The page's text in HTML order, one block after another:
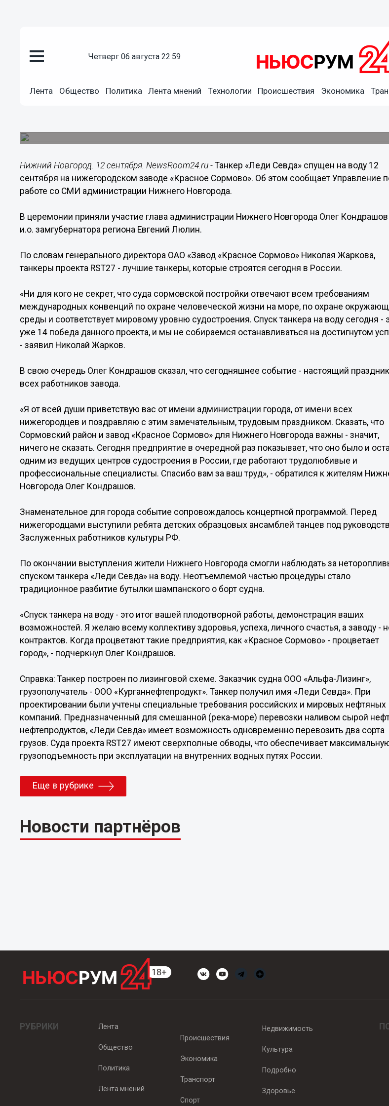
четверг 06 августа 22:59
Лента Общество Политика Лента мнений Технологии Происшествия Экономика
Танкер «Леди Севда» спущен на воду на нижегородском
Нижний Новгород. 12 сентября. NewsRoom24.ru -Танкер «Леди Севда» спущен на воду 12
сентября на нижегородском заводе «Красное Сормово». Об этом сообщает Управление
работе со СМИ администрации Нижнего Новгорода.
В церемонии приняли участие глава администрации Нижнего Новгорода Олег Кондрашов
и.о. замгубернатора региона Евгений Люлин.
По словам генерального директора ОАО «Завод «Красное Сормово» Николая Жаркова,
танкеры проекта RST27 - лучшие танкеры, которые строятся сегодня в России.
«Ни для кого не секрет, что суда сормовской постройки отвечают всем требованиям
международных конвенций по охране человеческой жизни на море, по охране
среды и соответствует мировому уровню судостроения. Спуск танкера на воду сегодня -
уже 14 победа данного проекта, и мы не собираемся останавливаться на достигнутом
- заявил Николай Жарков.
В свою очередь Олег Кондрашов сказал, что сегодняшнее событие - настоящий
всех работников завода.
«Я от всей души приветствую вас от имени администрации города, от имени всех
нижегородцев и поздравляю с этим замечательным, трудовым праздником. Сказать, что
Сормовский район и завод «Красное Сормово» для Нижнего Новгорода важны - значит,
ничего не сказать. Сегодня предприятие в очередной раз показывает, что оно было и
одним из ведущих центров судостроения в России, где работают трудолюбивые и
профессиональные специалисты. Спасибо вам за ваш труд», - обратился к жителям
Новгорода Олег Кондрашов.
Знаменательное для города событие сопровождалось концертной программой. Перед
нижегородцами выступили ребята детских образцовых ансамблей танцев под
Заслуженных работников культуры РФ.
По окончании выступления жители Нижнего Новгорода смогли наблюдать за
спуском танкера «Леди Севда» на воду. Неотъемлемой частью процедуры стало
традиционное разбитие бутылки шампанского о борт судна.
«Спуск танкера на воду - это итог вашей плодотворной работы, демонстрация ваших
возможностей. Я желаю всему коллективу здоровья, успеха, личного счастья, а заводу -
контрактов. Когда процветают такие предприятия, как «Красное Сормово» - процветает
город», - подчеркнул Олег Кондрашов.
Справка: Танкер построен по лизинговой схеме. Заказчик судна ООО «Альфа-Лизинг»,
грузополучатель - ООО «Курганнефтепродукт». Танкер получил имя «Леди Севда». При
проектировании были учтены специальные требования российских и мировых нефтяных
компаний. Предназначенный для смешанной (река-море) перевозки наливом сырой
нефтепродуктов, «Леди Севда» имеет возможность одновременно перевозить два сорта
грузов. Суда проекта RST27 имеют сверхполные обводы, что обеспечивает
грузоподъемность при эксплуатации на внутренних водных путях России.
Еще в рубрике
Новости партнёров
РУБРИКИ Лента
Общество
Политика
Лента мнений
Происшествия
Экономика
Транспорт
Спорт
Недвижимость
Культура
Подробно
Здоровье